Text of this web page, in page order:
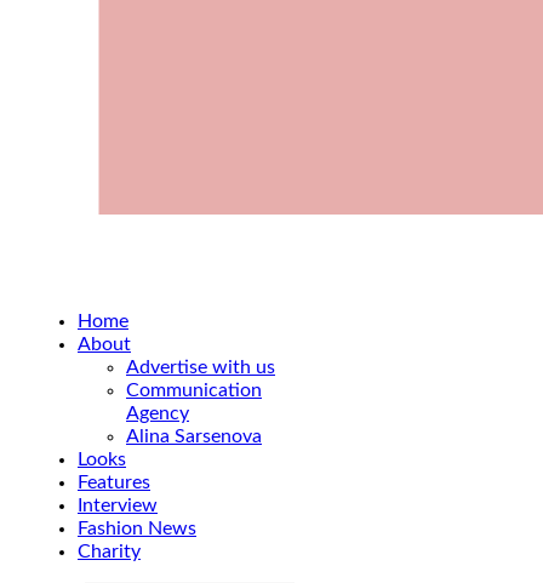
Home
About
Advertise with us
Communication
Agency
Alina Sarsenova
Looks
Features
Interview
Fashion News
Charity